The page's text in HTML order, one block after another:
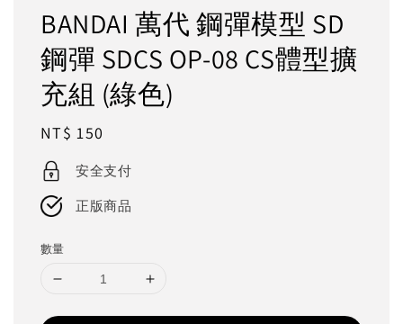
BANDAI 萬代 鋼彈模型 SD
鋼彈 SDCS OP-08 CS體型擴
充組 (綠色)
Regular
price
NT$ 150
安全支付
正版商品
數量